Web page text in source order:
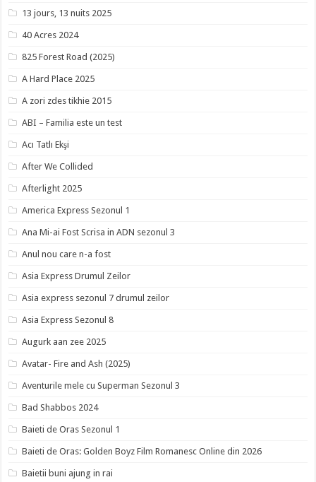
13 jours, 13 nuits 2025
40 Acres 2024
825 Forest Road (2025)
A Hard Place 2025
A zori zdes tikhie 2015
ABI – Familia este un test
Acı Tatlı Ekşi
After We Collided
Afterlight 2025
America Express Sezonul 1
Ana Mi-ai Fost Scrisa in ADN sezonul 3
Anul nou care n-a fost
Asia Express Drumul Zeilor
Asia express sezonul 7 drumul zeilor
Asia Express Sezonul 8
Augurk aan zee 2025
Avatar- Fire and Ash (2025)
Aventurile mele cu Superman Sezonul 3
Bad Shabbos 2024
Baieti de Oras Sezonul 1
Baieti de Oras: Golden Boyz Film Romanesc Online din 2026
Baietii buni ajung in rai